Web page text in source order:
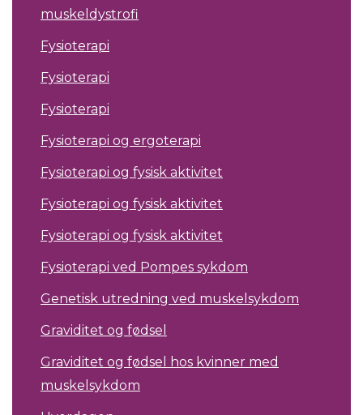
muskeldystrofi
Fysioterapi
Fysioterapi
Fysioterapi
Fysioterapi og ergoterapi
Fysioterapi og fysisk aktivitet
Fysioterapi og fysisk aktivitet
Fysioterapi og fysisk aktivitet
Fysioterapi ved Pompes sykdom
Genetisk utredning ved muskelsykdom
Graviditet og fødsel
Graviditet og fødsel hos kvinner med
muskelsykdom